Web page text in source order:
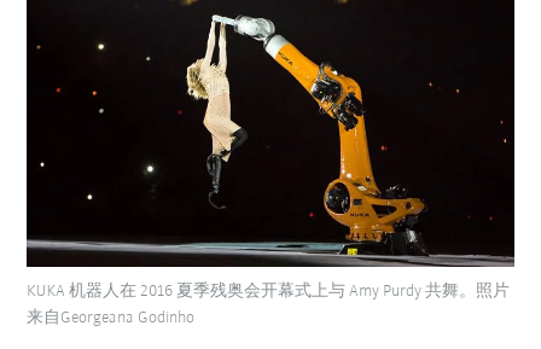
KUKA 机器人在 2016 夏季残奥会开幕式上与 Amy Purdy 共舞。照片
来自Georgeana Godinho